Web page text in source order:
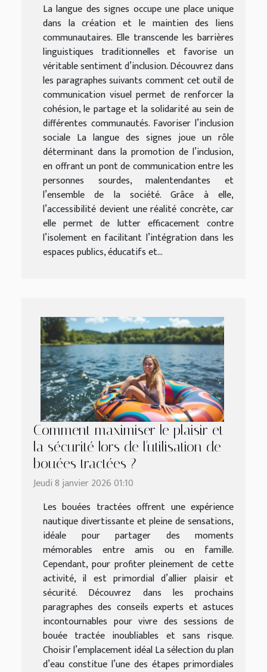
La langue des signes occupe une place unique
dans la création et le maintien des liens
communautaires. Elle transcende les barrières
linguistiques traditionnelles et favorise un
véritable sentiment d’inclusion. Découvrez dans
les paragraphes suivants comment cet outil de
communication visuel permet de renforcer la
cohésion, le partage et la solidarité au sein de
différentes communautés. Favoriser l’inclusion
sociale La langue des signes joue un rôle
déterminant dans la promotion de l’inclusion,
en offrant un pont de communication entre les
personnes sourdes, malentendantes et
l’ensemble de la société. Grâce à elle,
l’accessibilité devient une réalité concrète, car
elle permet de lutter efficacement contre
l’isolement en facilitant l’intégration dans les
espaces publics, éducatifs et...
Comment maximiser le plaisir et
la sécurité lors de l'utilisation de
bouées tractées ?
Jeudi 8 janvier 2026 01:10
Les bouées tractées offrent une expérience
nautique divertissante et pleine de sensations,
idéale pour partager des moments
mémorables entre amis ou en famille.
Cependant, pour profiter pleinement de cette
activité, il est primordial d’allier plaisir et
sécurité. Découvrez dans les prochains
paragraphes des conseils experts et astuces
incontournables pour vivre des sessions de
bouée tractée inoubliables et sans risque.
Choisir l’emplacement idéal La sélection du plan
d’eau constitue l’une des étapes primordiales